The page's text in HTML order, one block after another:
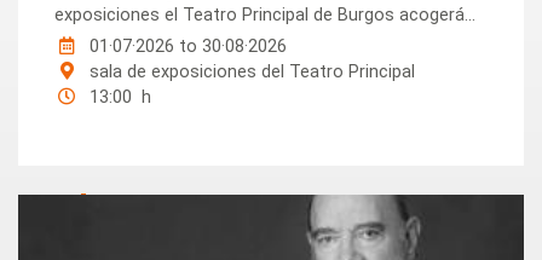
exposiciones el Teatro Principal de Burgos acogerá...
01·07·2026 to 30·08·2026
sala de exposiciones del Teatro Principal
13:00 h